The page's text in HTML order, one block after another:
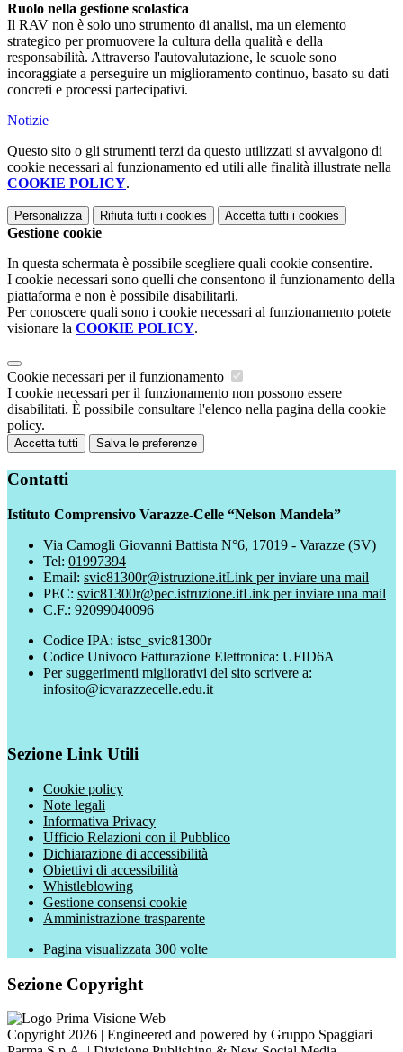
Ruolo nella gestione scolastica
Il RAV non è solo uno strumento di analisi, ma un elemento
strategico per promuovere la cultura della qualità e della
responsabilità. Attraverso l'autovalutazione, le scuole sono
incoraggiate a perseguire un miglioramento continuo, basato su dati
concreti e processi partecipativi.
Notizie
Questo sito o gli strumenti terzi da questo utilizzati si avvalgono di
cookie necessari al funzionamento ed utili alle finalità illustrate nella
COOKIE POLICY.
Personalizza Rifiuta tutti i cookies Accetta tutti i cookies
Gestione cookie
In questa schermata è possibile scegliere quali cookie consentire.
I cookie necessari sono quelli che consentono il funzionamento della
piattaforma e non è possibile disabilitarli.
Per conoscere quali sono i cookie necessari al funzionamento potete
visionare la COOKIE POLICY.
Cookie necessari per il funzionamento
I cookie necessari per il funzionamento non possono essere
disabilitati. È possibile consultare l'elenco nella pagina della cookie
policy.
Accetta tutti Salva le preferenze
Contatti
Istituto Comprensivo Varazze-Celle “Nelson Mandela”
Via Camogli Giovanni Battista N°6, 17019 - Varazze (SV)
Tel: 01997394
Email: svic81300r@istruzione.itLink per inviare una mail
PEC: svic81300r@pec.istruzione.itLink per inviare una mail
C.F.: 92099040096
Codice IPA: istsc_svic81300r
Codice Univoco Fatturazione Elettronica: UFID6A
Per suggerimenti migliorativi del sito scrivere a:
infosito@icvarazzecelle.edu.it
Sezione Link Utili
Cookie policy
Note legali
Informativa Privacy
Ufficio Relazioni con il Pubblico
Dichiarazione di accessibilità
Obiettivi di accessibilità
Whistleblowing
Gestione consensi cookie
Amministrazione trasparente
Pagina visualizzata 300 volte
Sezione Copyright
Copyright 2026 | Engineered and powered by Gruppo Spaggiari